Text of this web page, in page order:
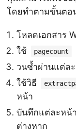
โดยทำตามขั้นตอ
โหลดเอกสาร
ใช้
pagecount
วนซ้ำผ่านแต่ล
ใช้วิธี
หน้า
บันทึกแต่ละหน้
ต่างหาก